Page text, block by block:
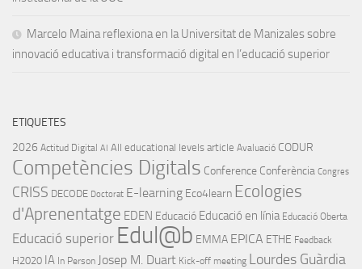
Marcelo Maina reflexiona en la Universitat de Manizales sobre
innovació educativa i transformació digital en l’educació superior
ETIQUETES
2026 Actitud Digital AI All educational levels article Avaluació CODUR
Competències Digitals Conference Conferència Congres
CRISS DECODE Doctorat E-learning Eco4learn Ecologies
d'Aprenentatge EDEN Educació Educació en línia Educació Oberta
Educació superior Edul@b EMMA EPICA ETHE Feedback
H2020 IA In Person Josep M. Duart Kick-off meeting Lourdes Guàrdia